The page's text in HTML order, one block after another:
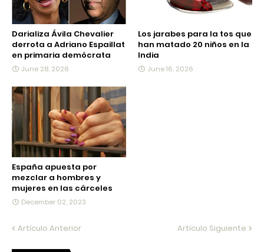
Darializa Ávila Chevalier
derrota a Adriano Espaillat
en primaria demócrata
June 28, 2026
Los jarabes para la tos que
han matado 20 niños en la
India
June 16, 2026
España apuesta por
mezclar a hombres y
mujeres en las cárceles
December 02, 2023
Artículo Anterior Artículo Siguiente